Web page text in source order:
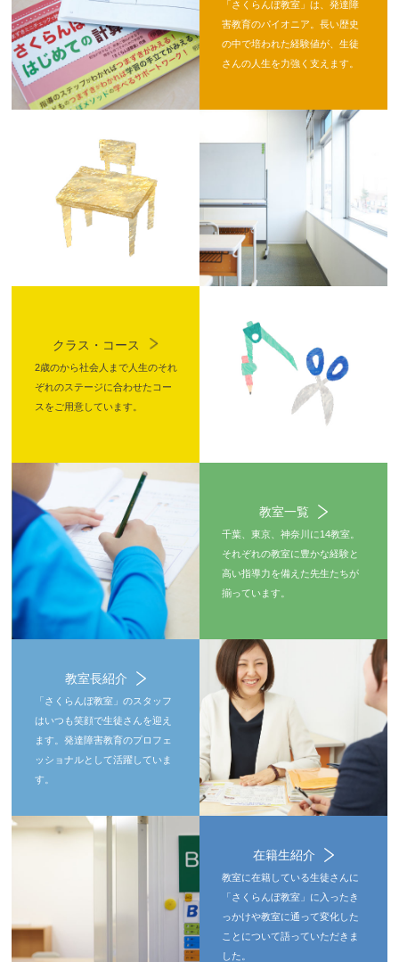
「さくらんぼ教室」は、発達障
害教育のパイオニア。長い歴史
の中で培われた経験値が、生徒
さんの人生を力強く支えます。
クラス・コース
2歳のから社会人まで人生のそれ
ぞれのステージに合わせたコー
スをご用意しています。
教室一覧
千葉、東京、神奈川に14教室。
それぞれの教室に豊かな経験と
高い指導力を備えた先生たちが
揃っています。
教室長紹介
「さくらんぼ教室」のスタッフ
はいつも笑顔で生徒さんを迎え
ます。発達障害教育のプロフェ
ッショナルとして活躍していま
す。
在籍生紹介
教室に在籍している生徒さんに
「さくらんぼ教室」に入ったき
っかけや教室に通って変化した
ことについて語っていただきま
した。